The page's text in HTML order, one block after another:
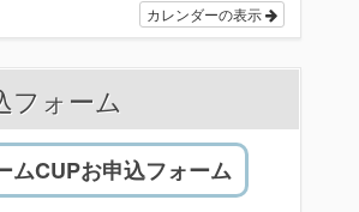
カレンダーの表示
フォーム
ムCUPお申込フォーム